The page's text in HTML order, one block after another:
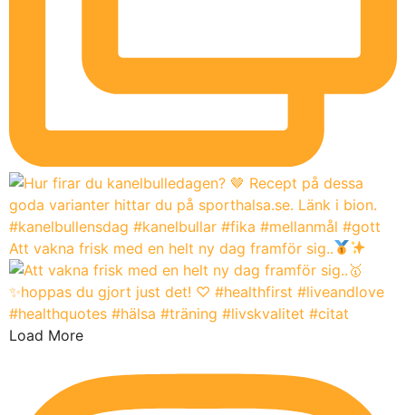
Att vakna frisk med en helt ny dag framför sig..
Load More